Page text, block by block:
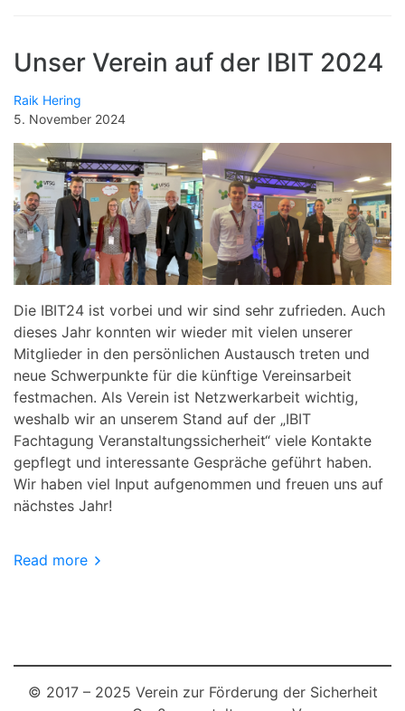
Unser Verein auf der IBIT 2024
Raik Hering
5. November 2024
Die IBIT24 ist vorbei und wir sind sehr zufrieden. Auch
dieses Jahr konnten wir wieder mit vielen unserer
Mitglieder in den persönlichen Austausch treten und
neue Schwerpunkte für die künftige Vereinsarbeit
festmachen. Als Verein ist Netzwerkarbeit wichtig,
weshalb wir an unserem Stand auf der „IBIT
Fachtagung Veranstaltungssicherheit“ viele Kontakte
gepflegt und interessante Gespräche geführt haben.
Wir haben viel Input aufgenommen und freuen uns auf
nächstes Jahr!
Read more
© 2017 – 2025 Verein zur Förderung der Sicherheit